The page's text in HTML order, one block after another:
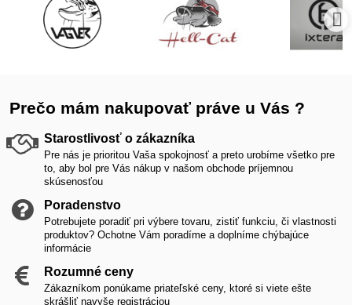
Prečo mám nakupovať práve u Vás ?
Starostlivosť o zákazníka
Pre nás je prioritou Vaša spokojnosť a preto urobíme všetko pre
to, aby bol pre Vás nákup v našom obchode príjemnou
skúsenosťou
Poradenstvo
Potrebujete poradiť pri výbere tovaru, zistiť funkciu, či vlastnosti
produktov? Ochotne Vám poradíme a doplníme chýbajúce
informácie
Rozumné ceny
Zákazníkom ponúkame priateľské ceny, ktoré si viete ešte
skrášliť navyše registráciou